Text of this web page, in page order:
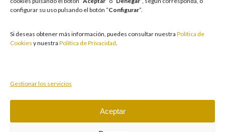
configurar su uso pulsando el botón “Configurar”.
Si deseas obtener más información, puedes consultar nuestra Política de
Cookies y nuestra Política de Privacidad.
Gestionar los servicios
Aceptar
autoexclusión que resulten aplicables. También trabajamos para reforzar una
cultura de prevención y concienciación sobre los posibles trastornos
las circunstancias individuales. Asimismo, desarrollamos y mejoramos de
forma continuada nuestra Cultura de Juego Responsable mediante la
Juegue con responsabilidad.